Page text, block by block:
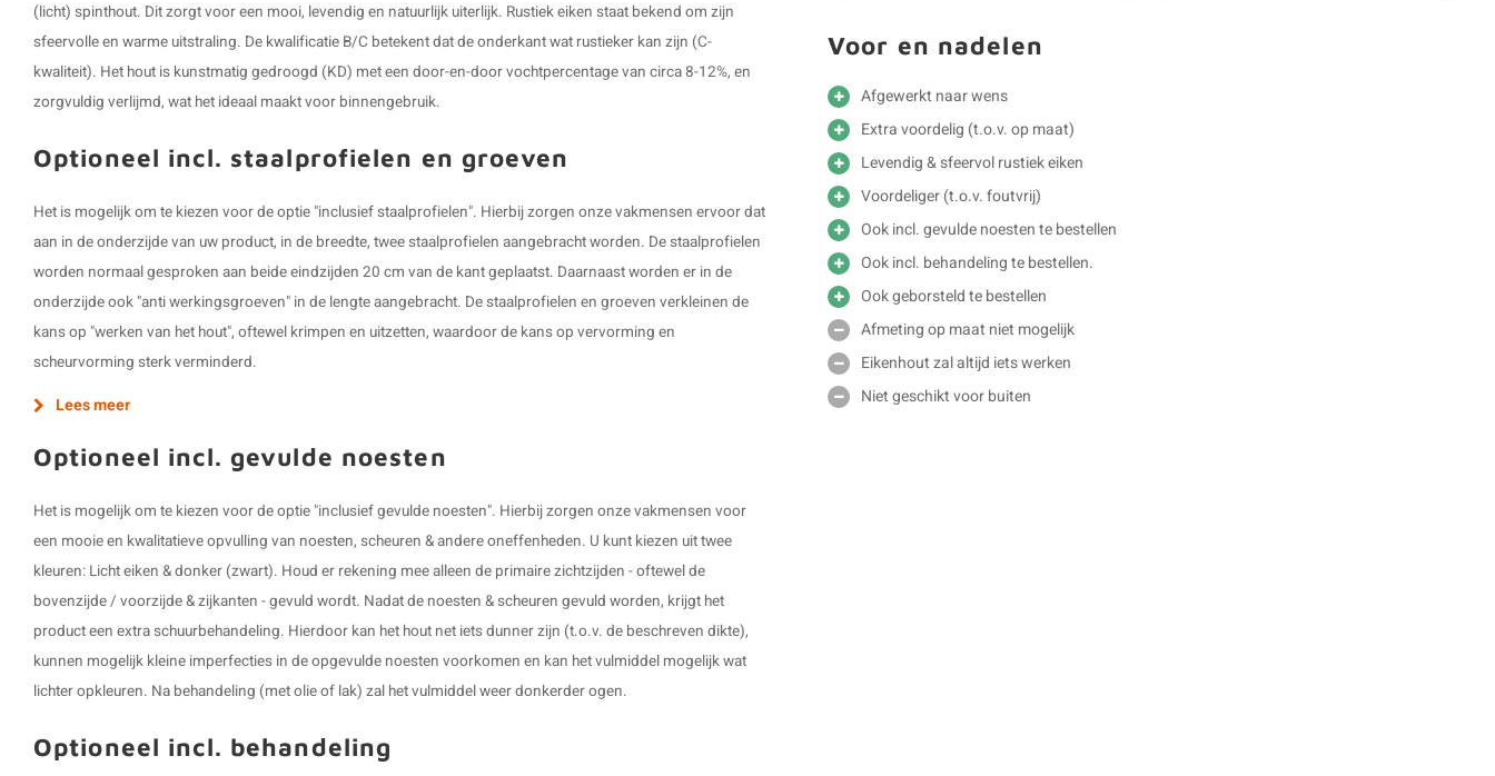
(licht) spinthout. Dit zorgt voor een mooi, levendig en natuurlijk uiterlijk. Rustiek eiken staat bekend om zijn
sfeervolle en warme uitstraling. De kwalificatie B/C betekent dat de onderkant wat rustieker kan zijn (C-
kwaliteit). Het hout is kunstmatig gedroogd (KD) met een door-en-door vochtpercentage van circa 8-12%, en
zorgvuldig verlijmd, wat het ideaal maakt voor binnengebruik.
Optioneel incl. staalprofielen en groeven
Het is mogelijk om te kiezen voor de optie "inclusief staalprofielen". Hierbij zorgen onze vakmensen ervoor dat
aan in de onderzijde van uw product, in de breedte, twee staalprofielen aangebracht worden. De staalprofielen
worden normaal gesproken aan beide eindzijden 20 cm van de kant geplaatst. Daarnaast worden er in de
onderzijde ook "anti werkingsgroeven" in de lengte aangebracht. De staalprofielen en groeven verkleinen de
kans op "werken van het hout", oftewel krimpen en uitzetten, waardoor de kans op vervorming en
scheurvorming sterk verminderd.
Lees meer
Optioneel incl. gevulde noesten
Het is mogelijk om te kiezen voor de optie "inclusief gevulde noesten". Hierbij zorgen onze vakmensen voor
een mooie en kwalitatieve opvulling van noesten, scheuren & andere oneffenheden. U kunt kiezen uit twee
kleuren: Licht eiken & donker (zwart). Houd er rekening mee alleen de primaire zichtzijden - oftewel de
bovenzijde / voorzijde & zijkanten - gevuld wordt. Nadat de noesten & scheuren gevuld worden, krijgt het
product een extra schuurbehandeling. Hierdoor kan het hout net iets dunner zijn (t.o.v. de beschreven dikte),
kunnen mogelijk kleine imperfecties in de opgevulde noesten voorkomen en kan het vulmiddel mogelijk wat
lichter opkleuren. Na behandeling (met olie of lak) zal het vulmiddel weer donkerder ogen.
Optioneel incl. behandeling
Voor en nadelen
Afgewerkt naar wens
Extra voordelig (t.o.v. op maat)
Levendig & sfeervol rustiek eiken
Voordeliger (t.o.v. foutvrij)
Ook incl. gevulde noesten te bestellen
Ook incl. behandeling te bestellen.
Ook geborsteld te bestellen
Afmeting op maat niet mogelijk
Eikenhout zal altijd iets werken
Niet geschikt voor buiten